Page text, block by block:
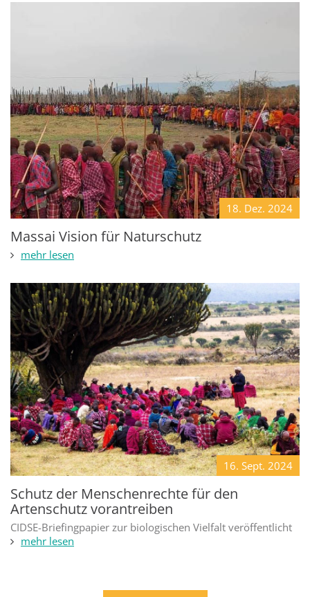
18. Dez. 2024
Massai Vision für Naturschutz
mehr lesen
16. Sept. 2024
Schutz der Menschenrechte für den
Artenschutz vorantreiben
CIDSE-Briefingpapier zur biologischen Vielfalt veröffentlicht
mehr lesen